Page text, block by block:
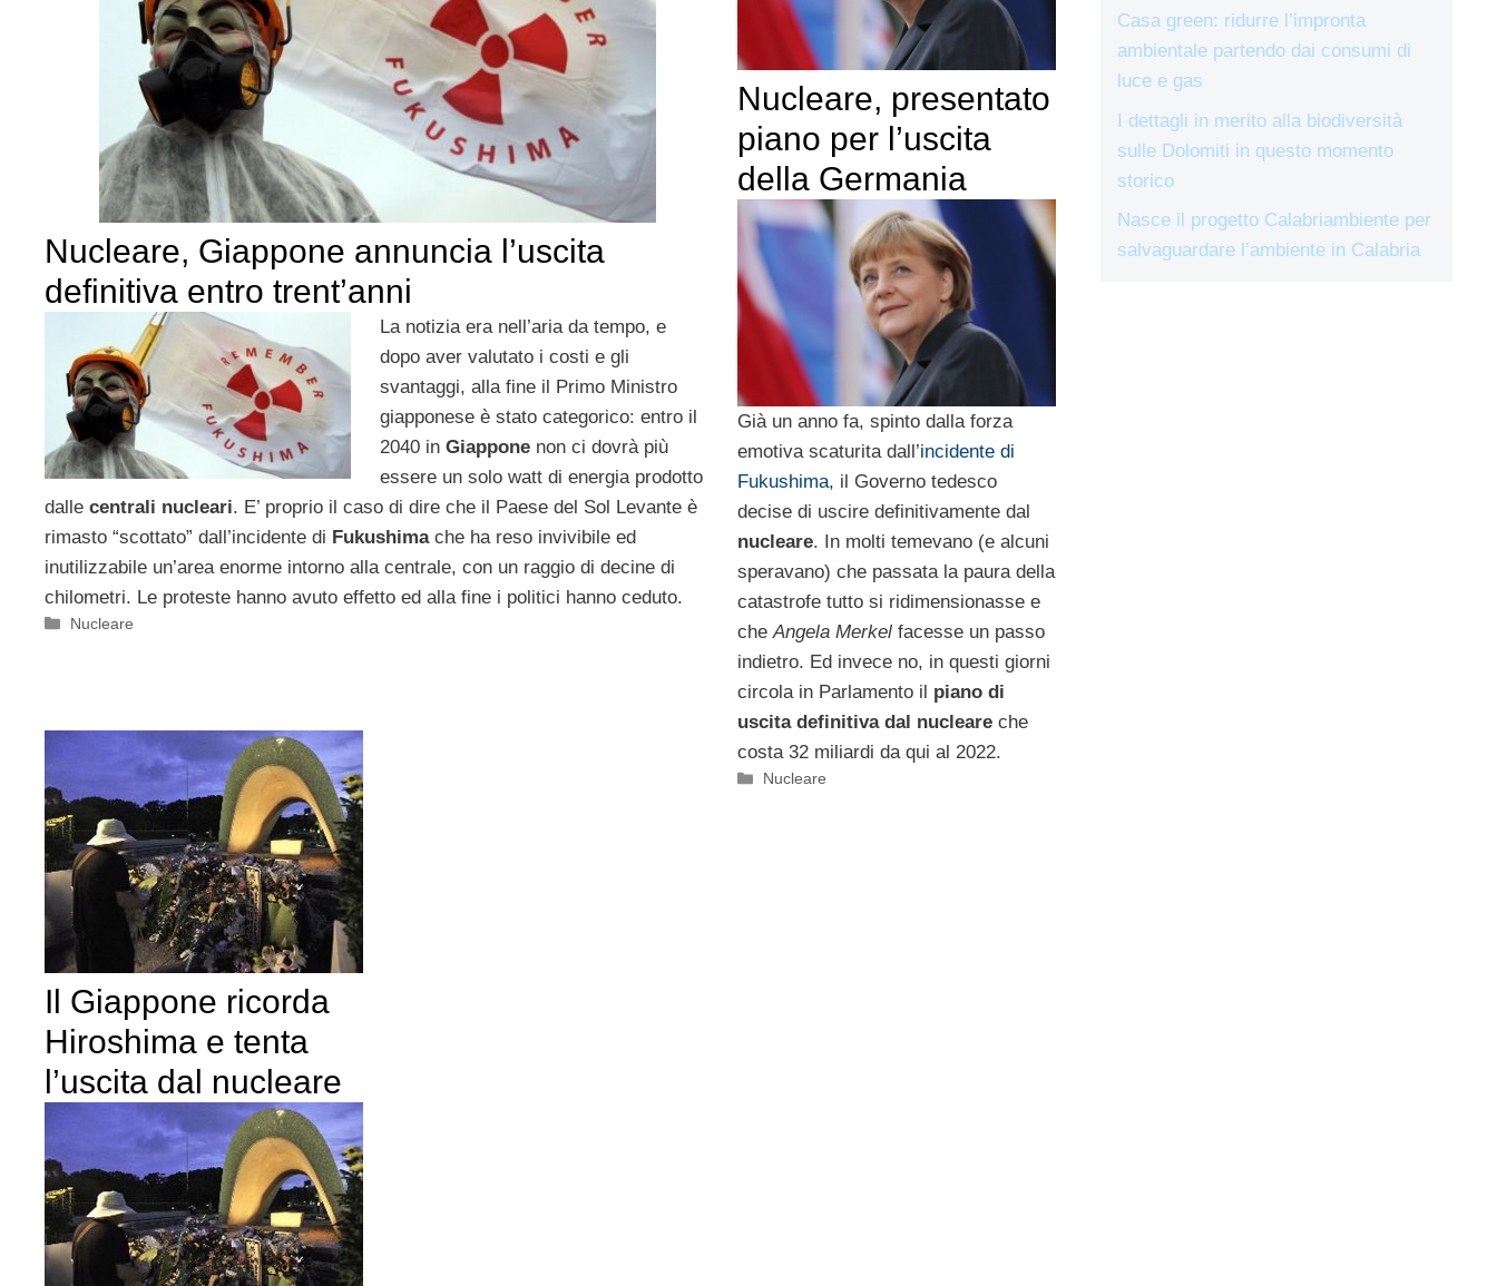
Nucleare, Giappone annuncia l’uscita
definitiva entro trent’anni
La notizia era nell’aria da tempo, e
dopo aver valutato i costi e gli
svantaggi, alla fine il Primo Ministro
giapponese è stato categorico: entro il
2040 in Giapponenon ci dovrà più
essere un solo watt di energia prodotto
dalle centrali nucleari. E’ proprio il caso di dire che il Paese del Sol Levante è
rimasto “scottato” dall’incidente di Fukushimache ha reso invivibile ed
inutilizzabile un’area enorme intorno alla centrale, con un raggio di decine di
chilometri. Le proteste hanno avuto effetto ed alla fine i politici hanno ceduto.
Categorie
Nucleare
Nucleare, presentato
piano per l’uscita
della Germania
Già un anno fa, spinto dalla forza
emotiva scaturita dall’incidente di
Fukushima, il Governo tedesco
decise di uscire definitivamente dal
nucleare. In molti temevano (e alcuni
speravano) che passata la paura della
catastrofe tutto si ridimensionasse e
cheAngela Merkelfacesse un passo
indietro. Ed invece no, in questi giorni
circola in Parlamento il piano di
uscita definitiva dal nucleareche
costa 32 miliardi da qui al 2022.
Categorie
Nucleare
Il Giappone ricorda
Hiroshima e tenta
l’uscita dal nucleare
Casa green: ridurre l’impronta
ambientale partendo dai consumi di
luce e gas
I dettagli in merito alla biodiversità
sulle Dolomiti in questo momento
storico
Nasce il progetto Calabriambiente per
salvaguardare l’ambiente in Calabria